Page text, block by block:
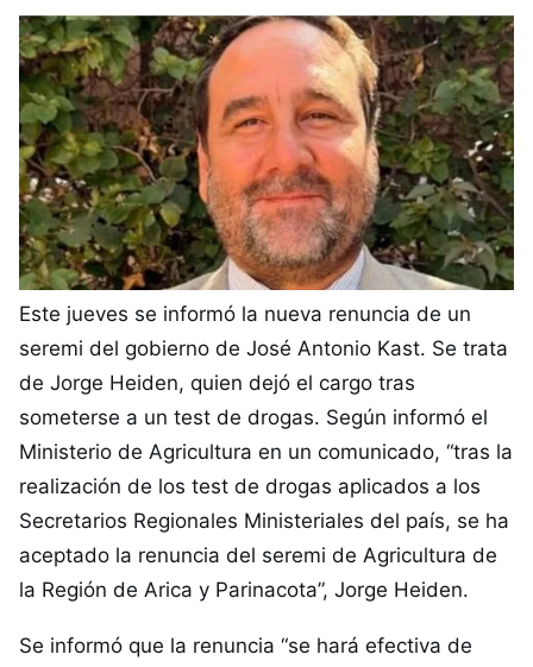
Este jueves se informó la nueva renuncia de un
seremi del gobierno de José Antonio Kast. Se trata
de Jorge Heiden, quien dejó el cargo tras
someterse a un test de drogas. Según informó el
Ministerio de Agricultura en un comunicado, “tras la
realización de los test de drogas aplicados a los
Secretarios Regionales Ministeriales del país, se ha
aceptado la renuncia del seremi de Agricultura de
la Región de Arica y Parinacota”, Jorge Heiden.
Se informó que la renuncia “se hará efectiva de